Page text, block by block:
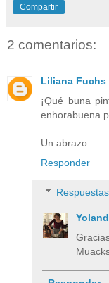
Compartir
2 comentarios:
Liliana Fuchs
¡Qué buna
enhorabuena
Un abrazo
Responder
Respuestas